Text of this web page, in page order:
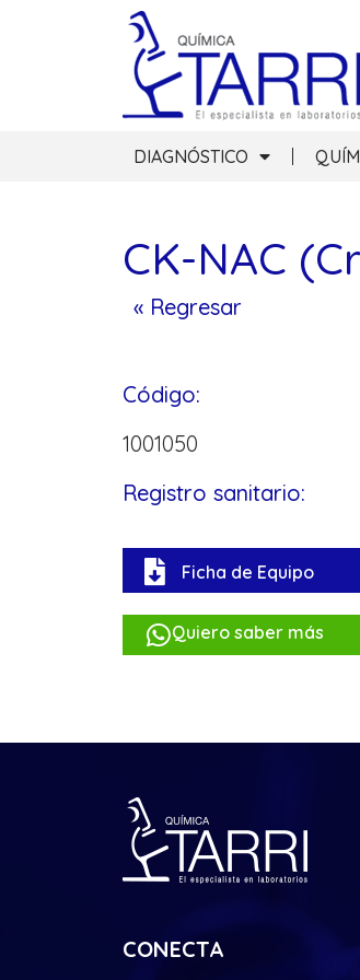
DIAGNÓSTICO
CK-NAC
« Regresar
Código:
1001050
Registro sanitario:
Ficha de Equipo
Quiero saber más
CONECTA